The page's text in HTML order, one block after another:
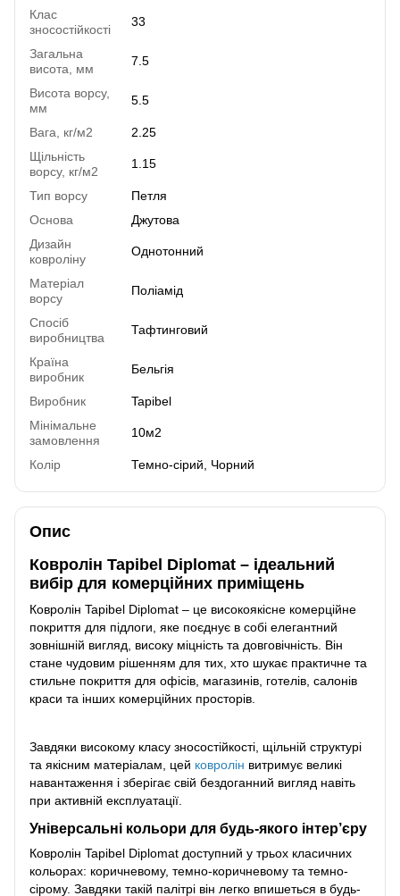
Клас
зносостійкості
33
Загальна
висота, мм
7.5
Висота ворсу,
мм
5.5
Вага, кг/м2
2.25
Щільність
ворсу, кг/м2
1.15
Тип ворсу
Петля
Основа
Джутова
Дизайн
ковроліну
Однотонний
Матеріал
ворсу
Поліамід
Спосіб
виробництва
Тафтинговий
Країна
виробник
Бельгія
Виробник
Tapibel
Мінімальне
замовлення
10м2
Колір Темно-сірий, Чорний
Опис
Ковролін Tapibel Diplomat – ідеальний
вибір для комерційних приміщень
Ковролін Tapibel Diplomat – це високоякісне комерційне
покриття для підлоги, яке поєднує в собі елегантний
зовнішній вигляд, високу міцність та довговічність. Він
стане чудовим рішенням для тих, хто шукає практичне та
стильне покриття для офісів, магазинів, готелів, салонів
краси та інших комерційних просторів.
Завдяки високому класу зносостійкості, щільній структурі
та якісним матеріалам, цей ковролін витримує великі
навантаження і зберігає свій бездоганний вигляд навіть
при активній експлуатації.
Універсальні кольори для будь-якого інтер’єру
Ковролін Tapibel Diplomat доступний у трьох класичних
кольорах: коричневому, темно-коричневому та темно-
сірому. Завдяки такій палітрі він легко впишеться в будь-